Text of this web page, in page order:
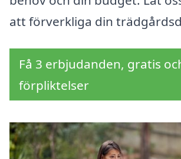
att förverkliga din
Få 3 erbjudanden, gratis
förpliktelser